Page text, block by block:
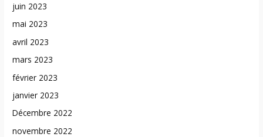
juin 2023
mai 2023
avril 2023
mars 2023
février 2023
janvier 2023
Décembre 2022
novembre 2022